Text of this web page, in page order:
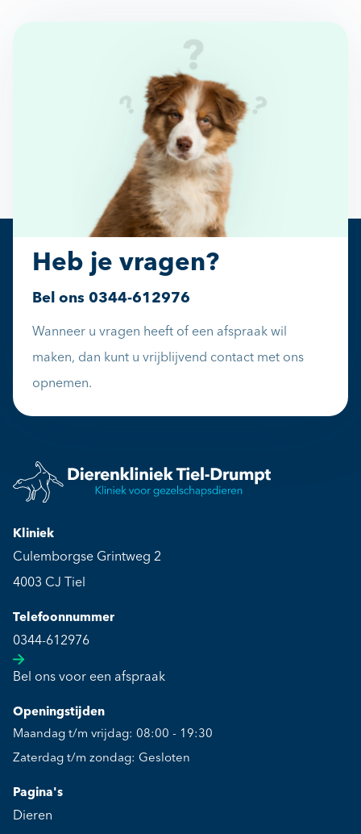
Heb je vragen?
Bel ons 0344-612976
Wanneer u vragen heeft of een afspraak wil
maken, dan kunt u vrijblijvend contact met ons
opnemen.
Kliniek
Culemborgse Grintweg 2
4003 CJ Tiel
Telefoonnummer
0344-612976
Bel ons voor een afspraak
Openingstijden
Maandag t/m vrijdag: 08:00 - 19:30
Zaterdag t/m zondag: Gesloten
Pagina's
Dieren